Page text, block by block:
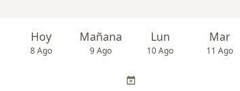
Hoy
8 Ago
Mañana
9 Ago
Lun
10 Ago
Mar
11 Ago